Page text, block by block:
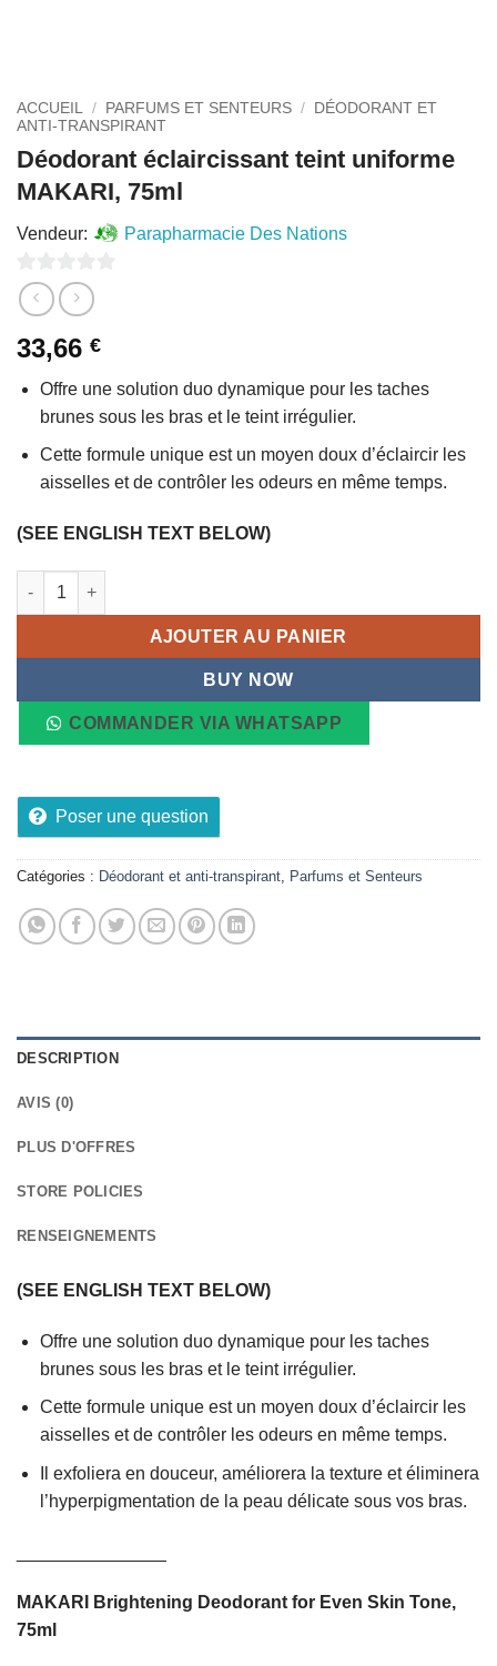
ACCUEIL / PARFUMS ET SENTEURS /
DÉODORANT ET
ANTI-TRANSPIRANT
Déodorant éclaircissant teint uniforme
MAKARI, 75ml
Vendeur: Parapharmacie Des Nations
0
sur
5
33,66 €
Offre une solution duo dynamique pour les taches
brunes sous les bras et le teint irrégulier.
Cette formule unique est un moyen doux d’éclaircir les
aisselles et de contrôler les odeurs en même temps.
(SEE ENGLISH TEXT BELOW)
quantité de Déodorant éclaircissant teint uniforme MAKARI,
AJOUTER AU PANIER
BUY NOW
COMMANDER VIA WHATSAPP
Poser une question
Catégories : Déodorant et anti-transpirant Parfums et Senteurs
DESCRIPTION
AVIS (0)
PLUS D'OFFRES
STORE POLICIES
RENSEIGNEMENTS
(SEE ENGLISH TEXT BELOW)
Offre une solution duo dynamique pour les taches
brunes sous les bras et le teint irrégulier.
Cette formule unique est un moyen doux d’éclaircir les
aisselles et de contrôler les odeurs en même temps.
Il exfoliera en douceur, améliorera la texture et éliminera
l’hyperpigmentation de la peau délicate sous vos bras.
MAKARI Brightening Deodorant for Even Skin Tone,
75ml